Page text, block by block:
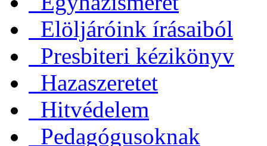
Elöljáróink írásaiból
Presbiteri kézikönyv
Hazaszeretet
Hitvédelem
Pedagógusoknak